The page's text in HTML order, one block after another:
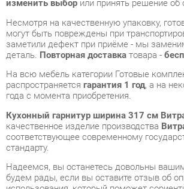
распространяетсягарантия 1 год, а на
года с момента приобретения.
Кухонный гарнитур ширина 317 см Витра
качественное изделие производства
соответствующее современному
стандарту.
Надеемся, вы останетесь довольны вашим
будем рады, если вы оставите отзыв об
использования, который поможет
будущим покупателям.
Кроме формы
консультацию, фото и видеообзор
e-mail, телефону в Екатеринбурге и через
Telegram и WhatsApp.